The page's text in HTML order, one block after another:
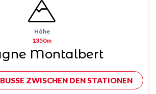
Höhe
1350m
Montalbert
ZWISCHEN DEN STATIONEN